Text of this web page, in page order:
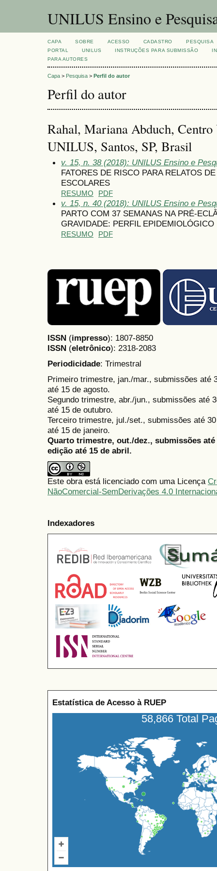
UNILUS Ensino e
CAPA SOBRE ACESSO CADASTRO
PESQUISA
PORTAL
UNILUS INSTRUÇÕES PARA SUBMISSÃO
PARA AUTORES
Capa > Pesquisa > Perfil do autor
Perfil do autor
Rahal, Mariana Abduch,
UNILUS, Santos, SP, Brasil
v. 15, n. 38 (2018): UNILUS Ensino e
FATORES DE RISCO PARA RELATOS
ESCOLARES
RESUMO PDF
v. 15, n. 40 (2018): UNILUS Ensino e
PARTO COM 37 SEMANAS NA PRÉ-
GRAVIDADE: PERFIL
RESUMO PDF
ISSN (impresso): 1807-8850
ISSN (eletrônico): 2318-2083
Periodicidade: Trimestral
Primeiro trimestre, jan./mar., submissões até
até 15 de agosto.
Segundo trimestre, abr./jun., submissões até
até 15 de outubro.
Terceiro trimestre, jul./set., submissões até
até 15 de janeiro.
Quarto trimestre, out./dez., submissões
edição até 15 de abril.
Este obra está licenciado com uma Licença
NãoComercial-SemDerivações 4.0
Indexadores
Estatística de Acesso à RUEP
58,866 Total